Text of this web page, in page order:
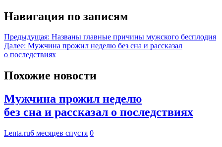
Навигация по записям
Предыдущая: Названы главные причины мужского бесплодия
Далее: Мужчина прожил неделю без сна и рассказал
о последствиях
Похожие новости
Мужчина прожил неделю
без сна и рассказал о последствиях
Lenta.ru6 месяцев спустя 0